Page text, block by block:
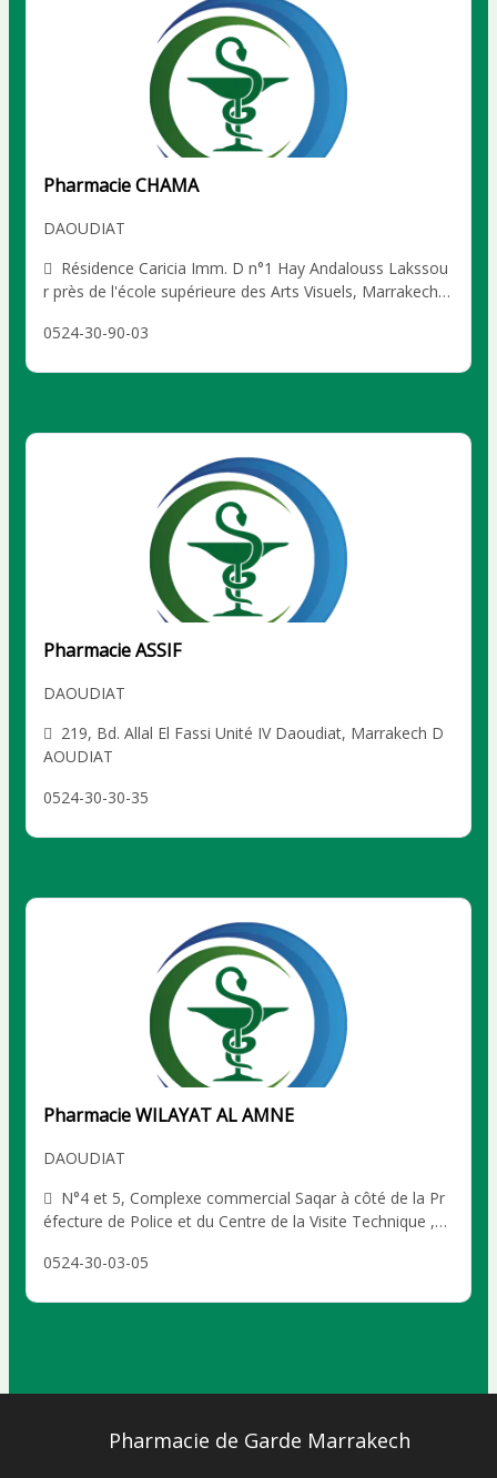
Pharmacie CHAMA
DAOUDIAT
Résidence Caricia Imm. D n°1 Hay Andalouss Lakssou
r près de l'école supérieure des Arts Visuels, Marrakech
0524-30-90-03
Pharmacie ASSIF
DAOUDIAT
219, Bd. Allal El Fassi Unité IV Daoudiat, Marrakech D
AOUDIAT
0524-30-30-35
Pharmacie WILAYAT AL AMNE
DAOUDIAT
N°4 et 5, Complexe commercial Saqar à côté de la Pr
éfecture de Police et du Centre de la Visite Technique ,
0524-30-03-05
Pharmacie de Garde Marrakech